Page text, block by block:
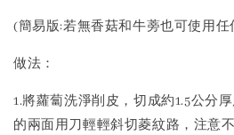
(簡易版:若無香菇和牛蒡也可使用
做法：
1.將蘿蔔洗淨削皮，切成約1.5公分
的兩面用刀輕輕斜切菱紋路，注意